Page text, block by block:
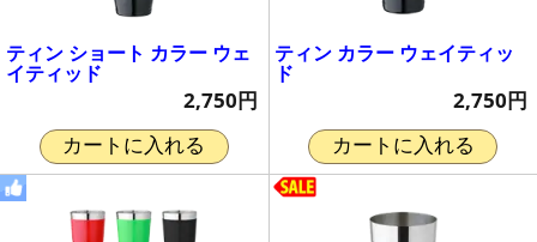
ティン ショート カラー ウェ
イティッド
2,750円
カートに入れる
ティン カラー ウェイティッ
ド
2,750円
カートに入れる